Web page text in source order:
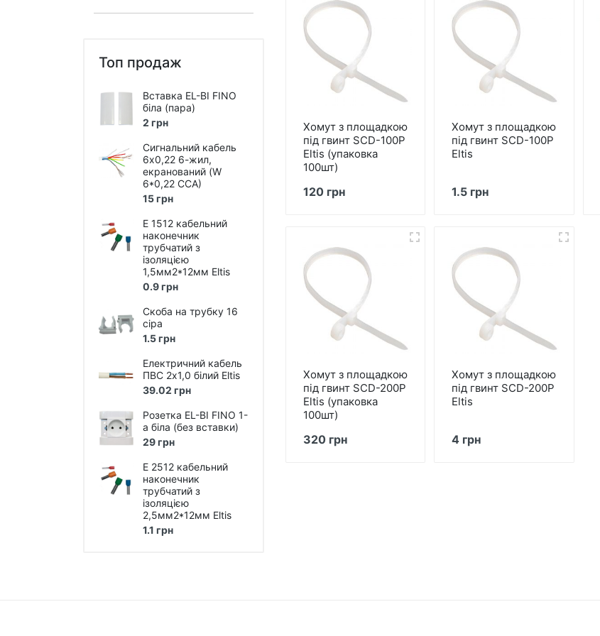
Кнопки, перемикачі, пости...
Коробки монтажні і
розподільчі
Щитки, бокси, панелі
Щитки, бокси металеві
Дверки ревізійні (металеві та
пластмасові)
повітроводи
Лампи розжарювання
Лампи люмінісцентні
Лампи енергоощадні Е27, Е14,
Лампи галогенні
LED Панелі (світлодіодні)
Лампи промислові, для
вуличних світильників
Топ продаж
Вставка EL-BI FINO
біла (пара)
2 грн
Сигнальний кабель
6х0,22 6-жил,
екранований (W
6*0,22 ССА)
15 грн
E 1512 кабельний
наконечник
трубчатий з
ізоляцією
1,5мм2*12мм Eltis
0.9 грн
Скоба на трубку 16
сіра
1.5 грн
Електричний кабель
ПВС 2х1,0 білий Eltis
39.02 грн
Розетка EL-BI FINO 1-
а біла (без вставки)
29 грн
E 2512 кабельний
наконечник
трубчатий з
ізоляцією
2,5мм2*12мм Eltis
1.1 грн
Хомут з площадкою
під гвинт SCD-100P
Eltis (упаковка
100шт)
120 грн
Хомут з площадкою
під гвинт SCD-100P
Eltis
1.5 грн
Хомут з площадкою
під гвинт SCD-200P
Eltis (упаковка
100шт)
320 грн
Хомут з площадкою
під гвинт SCD-200P
Eltis
4 грн